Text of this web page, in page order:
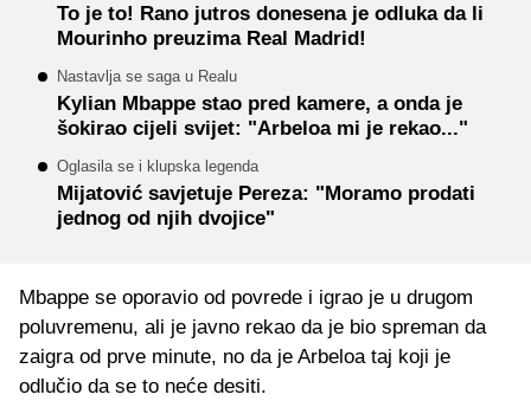
To je to! Rano jutros donesena je odluka da li
Mourinho preuzima Real Madrid!
Nastavlja se saga u Realu
Kylian Mbappe stao pred kamere, a onda je
šokirao cijeli svijet: "Arbeloa mi je rekao..."
Oglasila se i klupska legenda
Mijatović savjetuje Pereza: "Moramo prodati
jednog od njih dvojice"
Mbappe se oporavio od povrede i igrao je u drugom
poluvremenu, ali je javno rekao da je bio spreman da
zaigra od prve minute, no da je Arbeloa taj koji je
odlučio da se to neće desiti.